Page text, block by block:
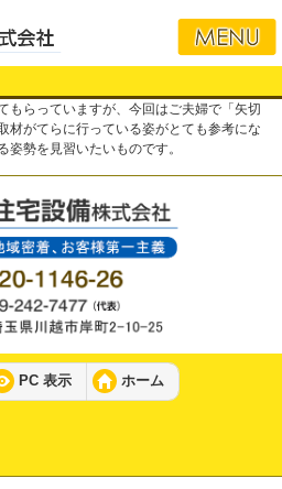
もらっていますが、今回はご夫婦で「矢切
材がてらに行っている姿がとても参考にな
姿勢を見習いたいものです。
PC 表示 ホーム